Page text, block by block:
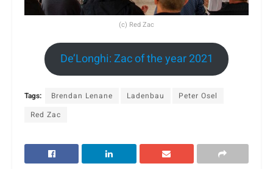
(c) Red Zac
De’Longhi: Zac of the year 2021
Tags: Brendan Lenane Ladenbau
Peter Osel
Red Zac